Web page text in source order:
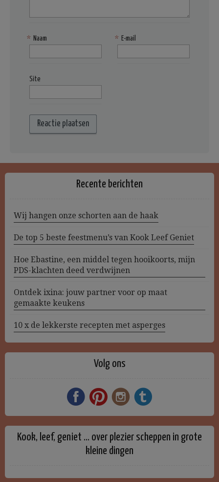
Naam
* E-mail
*
Site
Recente berichten
Wij hangen onze schorten aan de haak
De top 5 beste feestmenu’s van Kook Leef Geniet
Hoe Ebastine, een middel tegen hooikoorts, mijn
PDS-klachten deed verdwijnen
Ontdek ixina: jouw partner voor op maat
gemaakte keukens
10 x de lekkerste recepten met asperges
Volg ons
Kook, leef, geniet … over plezier scheppen in grote
kleine dingen